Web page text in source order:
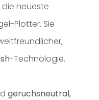
die neueste
Plotter. Sie
-Technologie.
geruchsneutral,